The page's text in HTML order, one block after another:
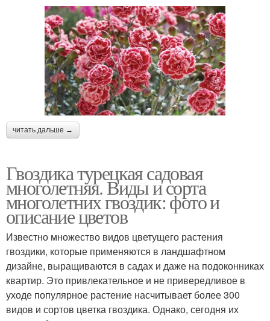
читать дальше →
Гвоздика турецкая садовая
многолетняя. Виды и сорта
многолетних гвоздик: фото и
описание цветов
Известно множество видов цветущего растения
гвоздики, которые применяются в ландшафтном
дизайне, выращиваются в садах и даже на подоконниках
квартир. Это привлекательное и не привередливое в
уходе популярное растение насчитывает более 300
видов и сортов цветка гвоздика. Однако, сегодня их